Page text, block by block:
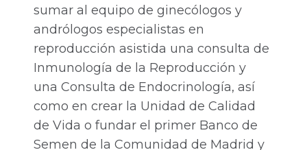
sumar al equipo de ginecólogos y
andrólogos especialistas en
reproducción asistida una consulta de
Inmunología de la Reproducción y
una Consulta de Endocrinología, así
como en crear la Unidad de Calidad
de Vida o fundar el primer Banco de
Semen de la Comunidad de Madrid y